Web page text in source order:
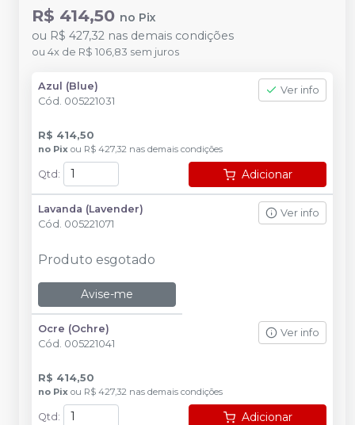
R$ 414,50 no Pix
ou R$ 427,32 nas demais condições
ou 4x de R$ 106,83 sem juros
Azul (Blue)
Cód. 005221031
Ver info
R$ 414,50
no Pix ou R$ 427,32 nas demais condições
Qtd : Adicionar
Lavanda (Lavender)
Cód. 005221071
Ver info
Produto esgotado
Avise-me
Ocre (Ochre)
Cód. 005221041
Ver info
R$ 414,50
no Pix ou R$ 427,32 nas demais condições
Qtd : Adicionar